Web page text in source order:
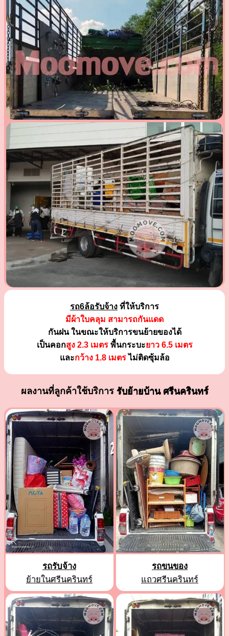
รถ6ล้อรับจ้าง ที่ให้บริการ
มีผ้าใบคลุม สามารถกันแดด
กันฝน ในขณะให้บริการขนย้ายของได้
เป็นคอกสูง 2.3 เมตรพื้นกระบะยาว 6.5 เมตร
และกว้าง 1.8 เมตรไม่ติดซุ้มล้อ
ผลงานที่ลูกค้าใช้บริการ รับย้ายบ้าน ศรีนครินทร์
รถรับจ้าง
ย้ายในศรีนครินทร์
รถขนของ
แถวศรีนครินทร์